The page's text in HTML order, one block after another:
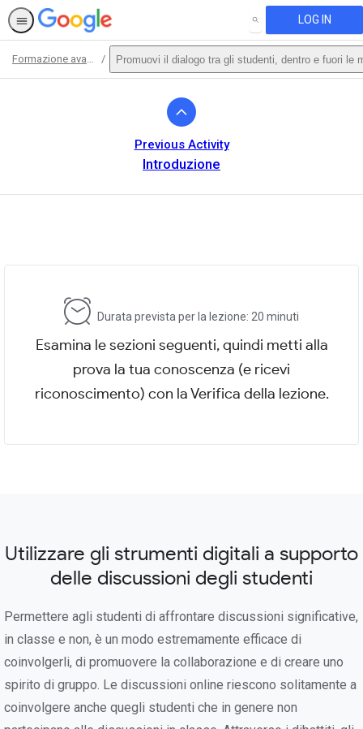
SEARCH LOG IN
Formazione avanzata Promuovi il dialogo tra gli studenti, dentro e fuori le
Previous Activity
Introduzione
Durata prevista per la lezione: 20 minuti
Esamina le sezioni seguenti, quindi metti alla
prova la tua conoscenza (e ricevi
riconoscimento) con la Verifica della lezione.
Utilizzare gli strumenti digitali a supporto
delle discussioni degli studenti
Permettere agli studenti di affrontare discussioni significative,
in classe e non, è un modo estremamente efficace di
coinvolgerli, di promuovere la collaborazione e di creare uno
spirito di gruppo. Le discussioni online riescono solitamente a
coinvolgere anche quegli studenti che in genere non